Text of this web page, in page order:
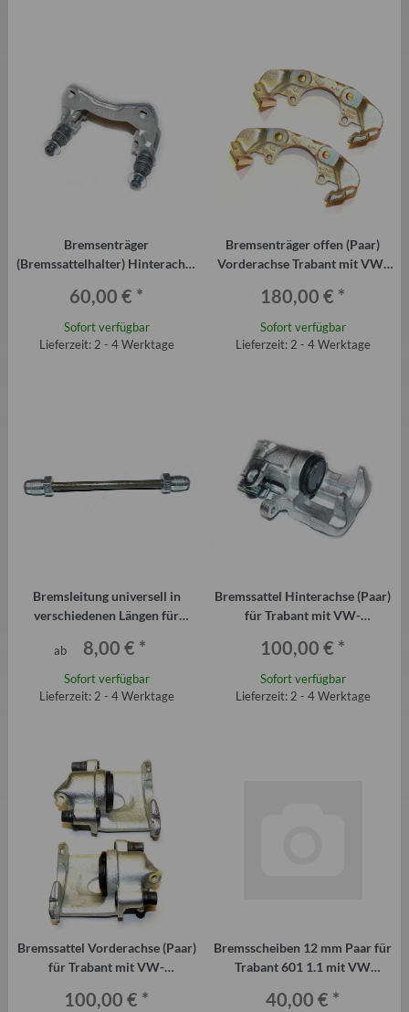
Bremsenträger
(Bremssattelhalter) Hinterachse
Scheibenbremse
60,00 € *
Sofort verfügbar
Lieferzeit: 2 - 4 Werktage
Bremsenträger offen (Paar)
Vorderachse Trabant mit VW-
180,00 € *
Sofort verfügbar
Lieferzeit: 2 - 4 Werktage
Bremsleitung universell in
verschiedenen Längen für
ab 8,00 € *
Sofort verfügbar
Lieferzeit: 2 - 4 Werktage
Bremssattel Hinterachse (Paar)
für Trabant mit VW-
100,00 € *
Sofort verfügbar
Lieferzeit: 2 - 4 Werktage
Bremssattel Vorderachse (Paar)
für Trabant mit VW-
100,00 € *
Bremsscheiben 12 mm Paar für
Trabant 601 1.1 mit VW
40,00 € *